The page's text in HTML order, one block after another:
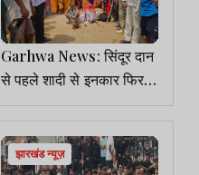
Garhwa News: सिंदूर दान
से पहले शादी से इनकार फिर
भागी प्रेमी के साथ, पिता ने
निकाली शव यात्रा
झारखंड न्यूज़